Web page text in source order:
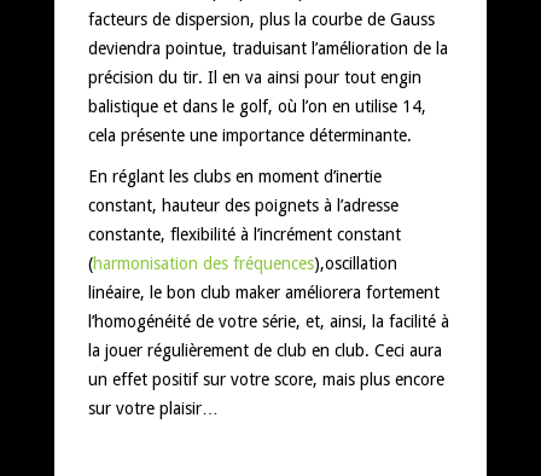
facteurs de dispersion, plus la courbe de Gauss
deviendra pointue, traduisant l’amélioration de la
précision du tir. Il en va ainsi pour tout engin
balistique et dans le golf, où l’on en utilise 14,
cela présente une importance déterminante.
En réglant les clubs en moment d’inertie
constant, hauteur des poignets à l’adresse
constante, flexibilité à l’incrément constant
(harmonisation des fréquences),oscillation
linéaire, le bon club maker améliorera fortement
l’homogénéité de votre série, et, ainsi, la facilité à
la jouer régulièrement de club en club. Ceci aura
un effet positif sur votre score, mais plus encore
sur votre plaisir…